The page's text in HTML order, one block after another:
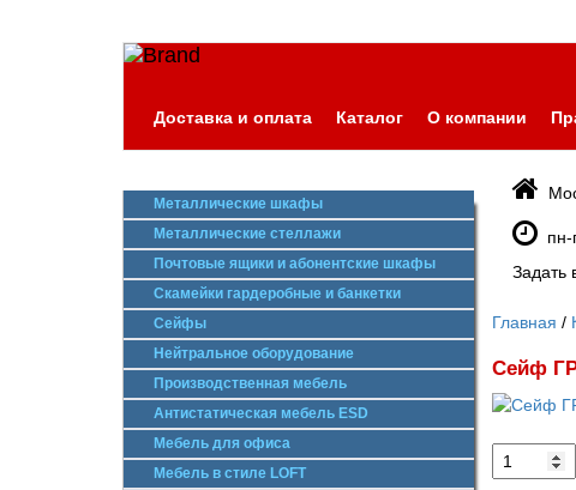
Доставка и оплата Каталог О компании
пн-
Задать
Металлические шкафы
Металлические стеллажи
Почтовые ящики и абонентские шкафы
Скамейки гардеробные и банкетки
Сейфы
Нейтральное оборудование
Производственная мебель
Антистатическая мебель ESD
Мебель для офиса
Мебель в стиле LOFT
Главная
Сейф